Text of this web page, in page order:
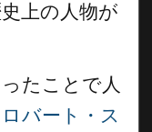
上の人物が
たことで人
ロバート・ス